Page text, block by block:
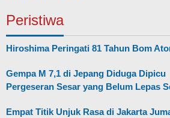
Peristiwa
Hiroshima Peringati 81 Tahun Bom
Gempa M 7,1 di Jepang Diduga Dipicu
Pergeseran Sesar yang Belum Lepas
Empat Titik Unjuk Rasa di Jakarta